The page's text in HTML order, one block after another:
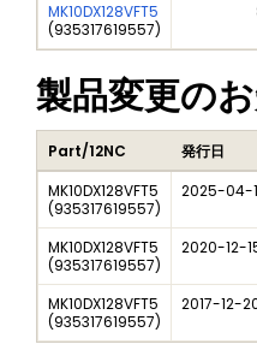
MK10DX128VFT5
(935317619557)
製品変更の
Part/12NC 発行日
MK10DX128VFT5
(935317619557)
2025-04-
MK10DX128VFT5
(935317619557)
2020-12-
MK10DX128VFT5
(935317619557)
2017-12-